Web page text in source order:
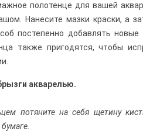
полотенце для вашей
Нанесите мазки краски, а
постепенно добавлять
также пригодятся, чтобы
акварелью.
потяните на себя щетину